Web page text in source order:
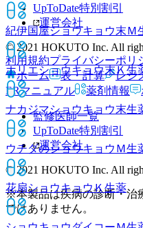
紀伊国屋ショウキョウ末Ｍ
ホリエショウキョウ末Ｋ 生
ナカジマショウキョウ末生
ウチダのショウキョウＭ生
花扇ショウキョウＫ 生薬
UpToDate特別割引
運営会社
© 2021 HOKUTO Inc. All
利用規約プライバシーポリ
ホーム
表・計算 レジ
ERマニュアル
薬剤情報
監修医師一覧
UpToDate特別割引
運営会社
© 2021 HOKUTO Inc. All
※本製品は疾病の診断・治
ではありません。